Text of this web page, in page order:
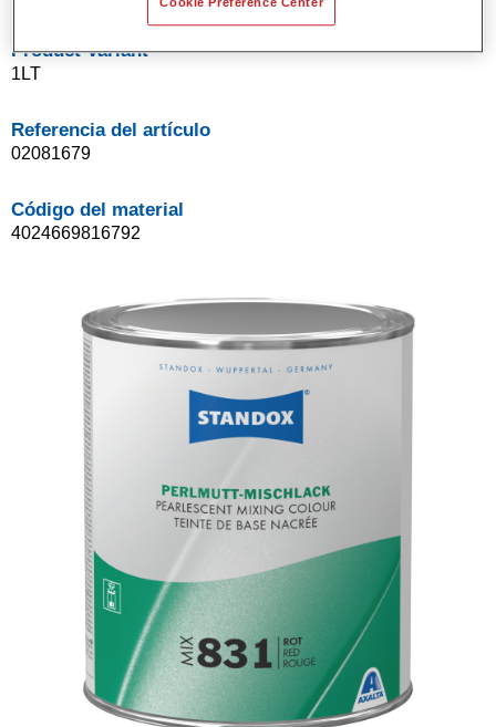
Product Variant
1LT
Referencia del artículo
02081679
Código del material
4024669816792